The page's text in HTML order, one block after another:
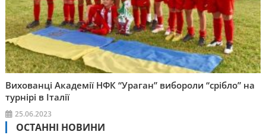
Вихованці Академії НФК “Ураган” вибороли “срібло” на
турнірі в Італії
25.06.2023
ОСТАННІ НОВИНИ